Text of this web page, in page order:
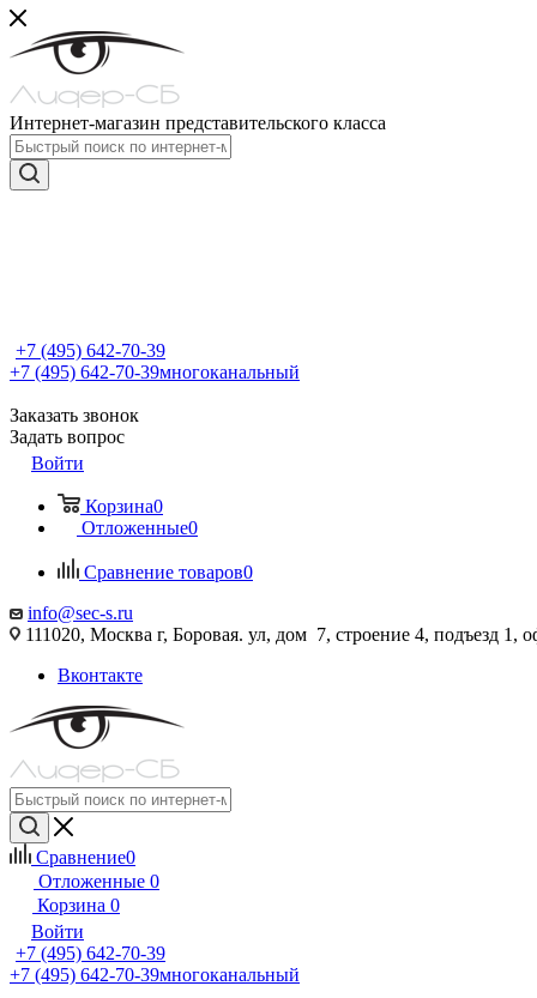
Интернет-магазин представительского класса
+7 (495) 642-70-39
+7 (495) 642-70-39многоканальный
Заказать звонок
Задать вопрос
Войти
Корзина0
Отложенные0
Сравнение товаров0
info@sec-s.ru
111020, Москва г, Боровая. ул, дом 7, строение 4, подъезд 1,
Вконтакте
Сравнение0
Отложенные 0
Корзина 0
Войти
+7 (495) 642-70-39
+7 (495) 642-70-39многоканальный